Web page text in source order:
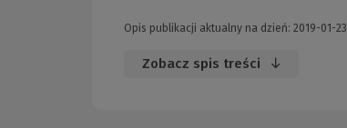
Opis publikacji aktualny na dzień: 2019-01-23
Zobacz spis treści